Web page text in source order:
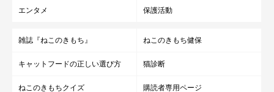
エンタメ 保護活動
雑誌『ねこのきもち』 ねこのきもち健保
キャットフードの正しい選び方 猫診断
ねこのきもちクイズ 購読者専用ページ